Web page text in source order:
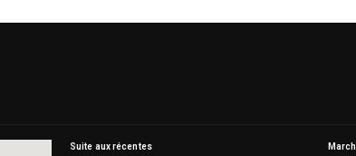
Suite aux récentes